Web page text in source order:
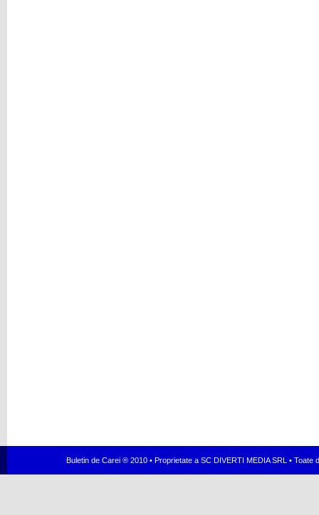
Buletin de Carei ® 2010 • Proprietate a SC DIVERTI MEDIA SRL •